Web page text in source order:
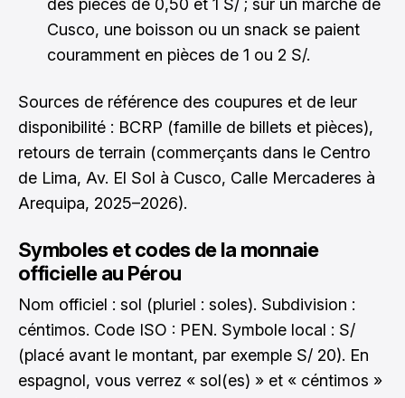
des pièces de 0,50 et 1 S/ ; sur un marché de
Cusco, une boisson ou un snack se paient
couramment en pièces de 1 ou 2 S/.
Sources de référence des coupures et de leur
disponibilité : BCRP (famille de billets et pièces),
retours de terrain (commerçants dans le Centro
de Lima, Av. El Sol à Cusco, Calle Mercaderes à
Arequipa, 2025–2026).
Symboles et codes de la monnaie
officielle au Pérou
Nom officiel : sol (pluriel : soles). Subdivision :
céntimos. Code ISO : PEN. Symbole local : S/
(placé avant le montant, par exemple S/ 20). En
espagnol, vous verrez « sol(es) » et « céntimos »